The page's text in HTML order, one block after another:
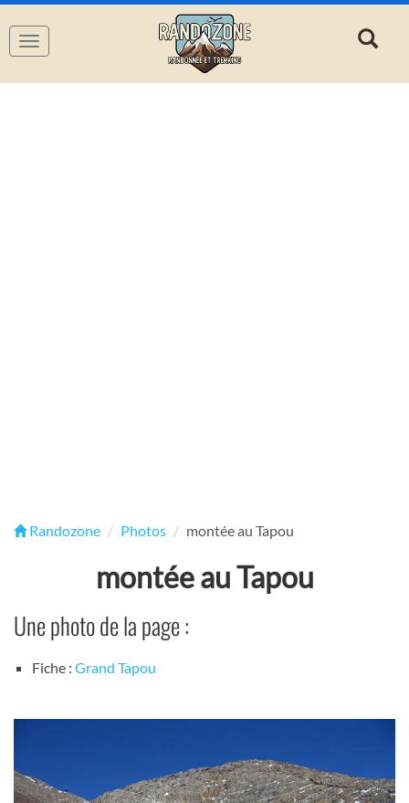
Navigation
Randozone Photos montée au Tapou
montée au Tapou
Une photo de la page :
Fiche : Grand Tapou